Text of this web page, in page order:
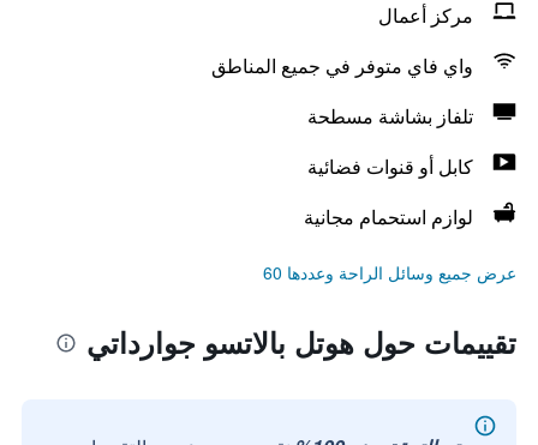
مركز أعمال
واي فاي متوفر في جميع المناطق
تلفاز بشاشة مسطحة
كابل أو قنوات فضائية
لوازم استحمام مجانية
عرض جميع وسائل الراحة وعددها 60
تقييمات حول هوتل بالاتسو جوارداتي